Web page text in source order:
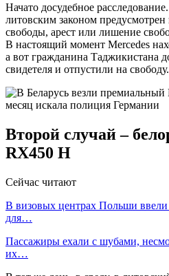
Начато досудебное
литовским законом
свободы, арест или лишение
В настоящий момент Mercedes
а вот гражданина Таджикистана
свидетеля и отпустили на свободу.
Второй случай –
RX450 H
Сейчас читают
В визовых центрах Польши
для…
Пассажиры ехали с шубами,
их…